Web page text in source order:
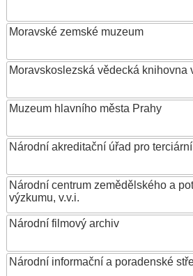
Moravské zemské muzeum
Moravskoslezská vědecká knihovna
Muzeum hlavního města Prahy
Národní akreditační úřad pro
Národní centrum zemědělského a
výzkumu, v.v.i.
Národní filmový archiv
Národní informační a poradenské